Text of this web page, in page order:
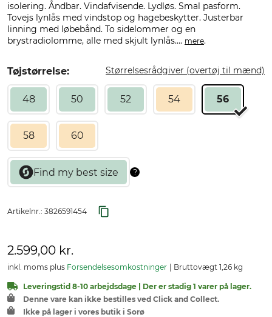
isolering. Åndbar. Vindafvisende. Lydløs. Smal pasform.
Tovejs lynlås med vindstop og hagebeskytter. Justerbar
linning med løbebånd. To sidelommer og en
brystradiolomme, alle med skjult lynlås.... mere.
Tøjstørrelse: Størrelsesrådgiver (overtøj til mænd)
48 50 52 54 56
58 60
Artikelnr.: 3826591454
2.599,00 kr.
inkl. moms plus Forsendelsesomkostninger Bruttovægt 1,26 kg
Leveringstid 8-10 arbejdsdage | Der er stadig 1 varer på lager.
Denne vare kan ikke bestilles ved Click and Collect.
Ikke på lager i vores butik i Sorø